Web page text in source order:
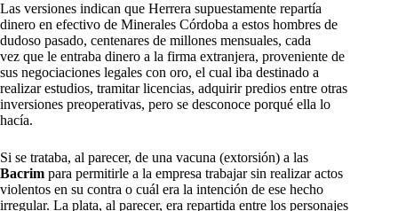
Las versiones indican que Herrera supuestamente repartía
dinero en efectivo de Minerales Córdoba a estos hombres de
dudoso pasado, centenares de millones mensuales, cada
vez que le entraba dinero a la firma extranjera, proveniente de
sus negociaciones legales con oro, el cual iba destinado a
realizar estudios, tramitar licencias, adquirir predios entre otras
inversiones preoperativas, pero se desconoce porqué ella lo
hacía.
Si se trataba, al parecer, de una vacuna (extorsión) a las
Bacrim para permitirle a la empresa trabajar sin realizar actos
violentos en su contra o cuál era la intención de ese hecho
irregular. La plata, al parecer, era repartida entre los personajes